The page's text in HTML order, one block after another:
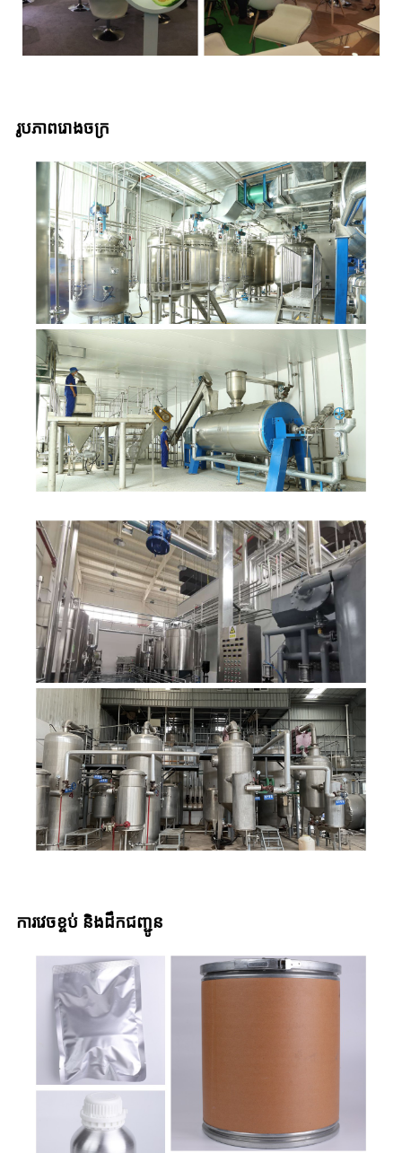
រូបភាពរោងចក្រ
ការវេចខ្ចប់ និងដឹកជញ្ជូន